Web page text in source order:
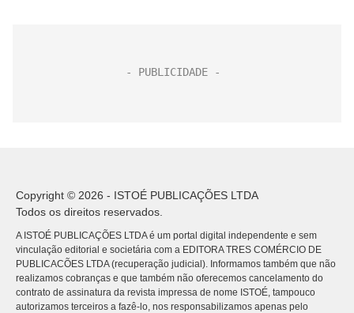
Copyright © 2026 - ISTOÉ PUBLICAÇÕES LTDA
Todos os direitos reservados.
A ISTOÉ PUBLICAÇÕES LTDA é um portal digital independente e sem
vinculação editorial e societária com a EDITORA TRES COMÉRCIO DE
PUBLICACÕES LTDA (recuperação judicial). Informamos também que não
realizamos cobranças e que também não oferecemos cancelamento do
contrato de assinatura da revista impressa de nome ISTOÉ, tampouco
autorizamos terceiros a fazê-lo, nos responsabilizamos apenas pelo